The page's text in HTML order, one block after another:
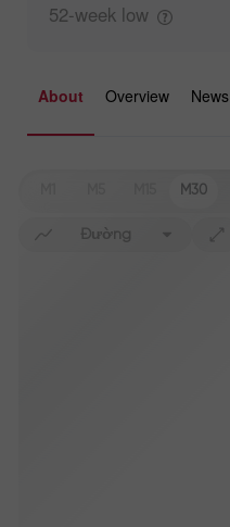
52-week low
About Overview News
M30
Đường